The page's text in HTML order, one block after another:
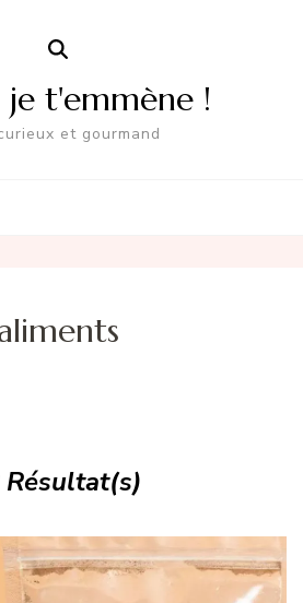
je t'emmène !
et gourmand
Résultat(s)